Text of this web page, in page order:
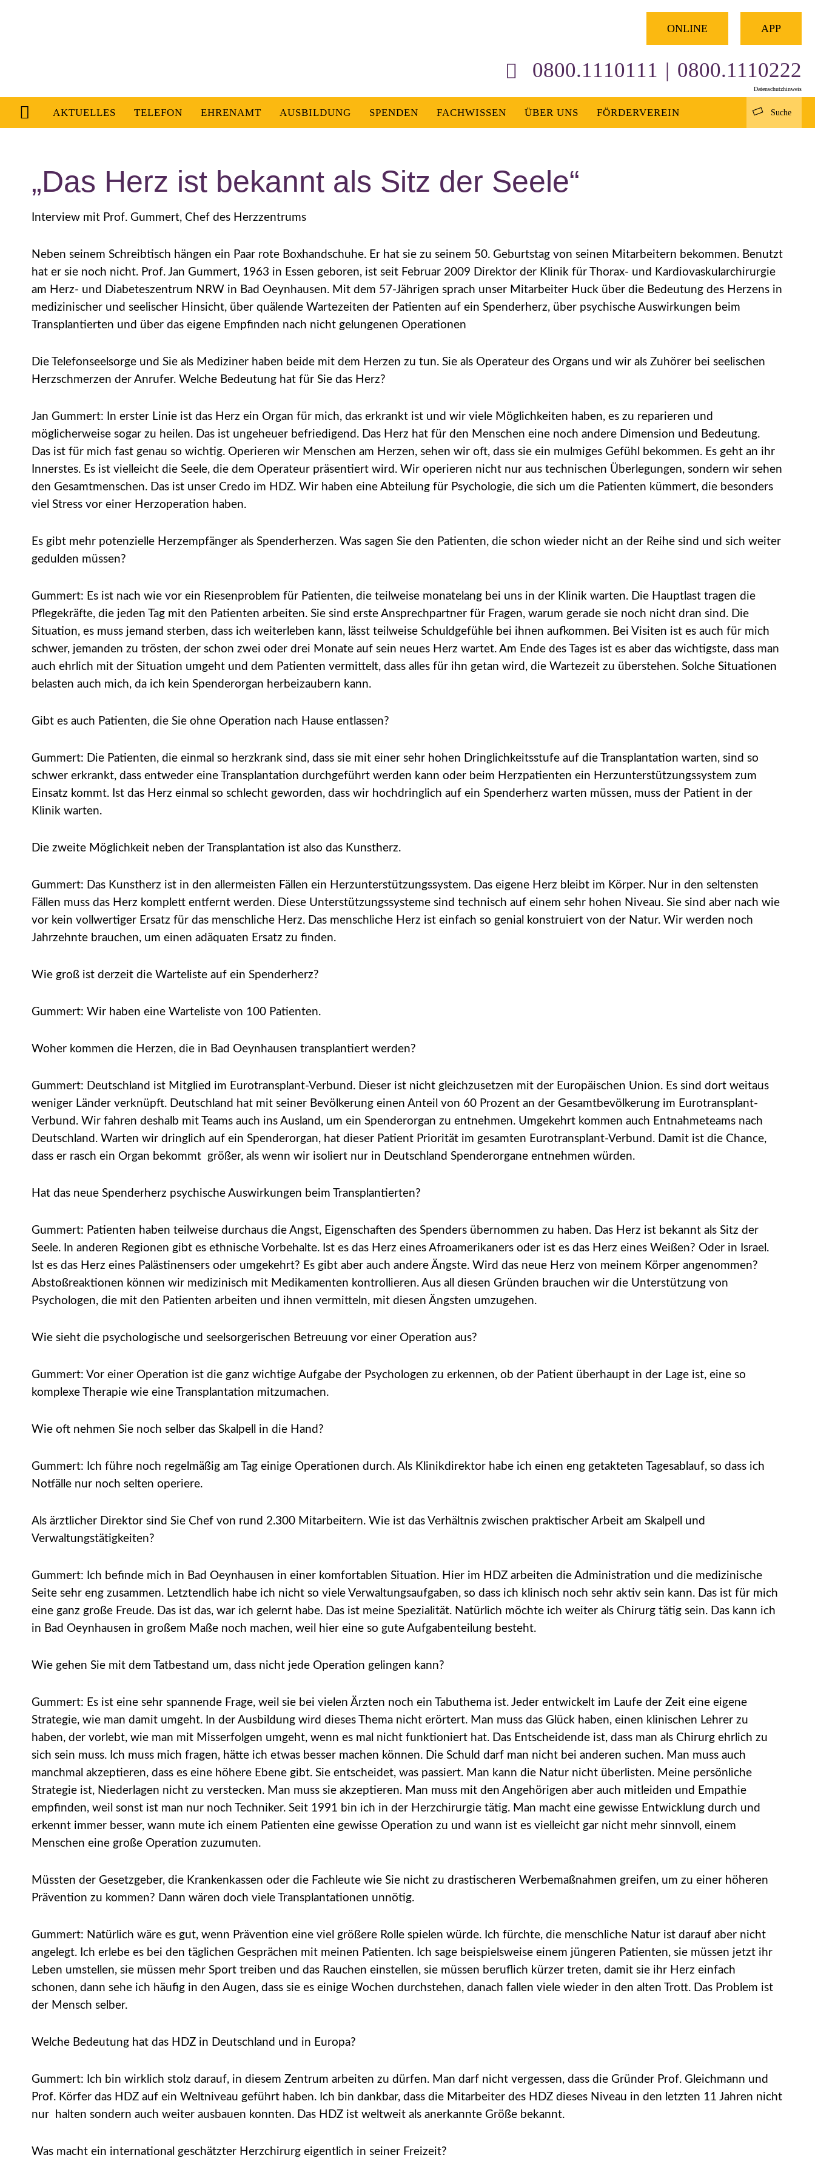
×
ONLINE APP
0800.1110111 | 0800.1110222
Datenschutzhinweis
AKTUELLES TELEFON EHRENAMT AUSBILDUNG SPENDEN FACHWISSEN ÜBER UNS FÖRDERVEREIN Suche
„Das Herz ist bekannt als Sitz der Seele“
Interview mit Prof. Gummert, Chef des Herzzentrums
Neben seinem Schreibtisch hängen ein Paar rote Boxhandschuhe. Er hat sie zu seinem 50. Geburtstag von seinen Mitarbeitern bekommen. Benutzt
hat er sie noch nicht. Prof. Jan Gummert, 1963 in Essen geboren, ist seit Februar 2009 Direktor der Klinik für Thorax- und Kardiovaskularchirurgie
am Herz- und Diabeteszentrum NRW in Bad Oeynhausen. Mit dem 57-Jährigen sprach unser Mitarbeiter Huck über die Bedeutung des Herzens in
medizinischer und seelischer Hinsicht, über quälende Wartezeiten der Patienten auf ein Spenderherz, über psychische Auswirkungen beim
Transplantierten und über das eigene Empfinden nach nicht gelungenen Operationen
Die Telefonseelsorge und Sie als Mediziner haben beide mit dem Herzen zu tun. Sie als Operateur des Organs und wir als Zuhörer bei seelischen
Herzschmerzen der Anrufer. Welche Bedeutung hat für Sie das Herz?
Jan Gummert: In erster Linie ist das Herz ein Organ für mich, das erkrankt ist und wir viele Möglichkeiten haben, es zu reparieren und
möglicherweise sogar zu heilen. Das ist ungeheuer befriedigend. Das Herz hat für den Menschen eine noch andere Dimension und Bedeutung.
Das ist für mich fast genau so wichtig. Operieren wir Menschen am Herzen, sehen wir oft, dass sie ein mulmiges Gefühl bekommen. Es geht an ihr
Innerstes. Es ist vielleicht die Seele, die dem Operateur präsentiert wird. Wir operieren nicht nur aus technischen Überlegungen, sondern wir sehen
den Gesamtmenschen. Das ist unser Credo im HDZ. Wir haben eine Abteilung für Psychologie, die sich um die Patienten kümmert, die besonders
viel Stress vor einer Herzoperation haben.
Es gibt mehr potenzielle Herzempfänger als Spenderherzen. Was sagen Sie den Patienten, die schon wieder nicht an der Reihe sind und sich weiter
gedulden müssen?
Gummert: Es ist nach wie vor ein Riesenproblem für Patienten, die teilweise monatelang bei uns in der Klinik warten. Die Hauptlast tragen die
Pflegekräfte, die jeden Tag mit den Patienten arbeiten. Sie sind erste Ansprechpartner für Fragen, warum gerade sie noch nicht dran sind. Die
Situation, es muss jemand sterben, dass ich weiterleben kann, lässt teilweise Schuldgefühle bei ihnen aufkommen. Bei Visiten ist es auch für mich
schwer, jemanden zu trösten, der schon zwei oder drei Monate auf sein neues Herz wartet. Am Ende des Tages ist es aber das wichtigste, dass man
auch ehrlich mit der Situation umgeht und dem Patienten vermittelt, dass alles für ihn getan wird, die Wartezeit zu überstehen. Solche Situationen
belasten auch mich, da ich kein Spenderorgan herbeizaubern kann.
Gibt es auch Patienten, die Sie ohne Operation nach Hause entlassen?
Gummert: Die Patienten, die einmal so herzkrank sind, dass sie mit einer sehr hohen Dringlichkeitsstufe auf die Transplantation warten, sind so
schwer erkrankt, dass entweder eine Transplantation durchgeführt werden kann oder beim Herzpatienten ein Herzunterstützungssystem zum
Einsatz kommt. Ist das Herz einmal so schlecht geworden, dass wir hochdringlich auf ein Spenderherz warten müssen, muss der Patient in der
Klinik warten.
Die zweite Möglichkeit neben der Transplantation ist also das Kunstherz.
Gummert: Das Kunstherz ist in den allermeisten Fällen ein Herzunterstützungssystem. Das eigene Herz bleibt im Körper. Nur in den seltensten
Fällen muss das Herz komplett entfernt werden. Diese Unterstützungssysteme sind technisch auf einem sehr hohen Niveau. Sie sind aber nach wie
vor kein vollwertiger Ersatz für das menschliche Herz. Das menschliche Herz ist einfach so genial konstruiert von der Natur. Wir werden noch
Jahrzehnte brauchen, um einen adäquaten Ersatz zu finden.
Wie groß ist derzeit die Warteliste auf ein Spenderherz?
Gummert: Wir haben eine Warteliste von 100 Patienten.
Woher kommen die Herzen, die in Bad Oeynhausen transplantiert werden?
Gummert: Deutschland ist Mitglied im Eurotransplant-Verbund. Dieser ist nicht gleichzusetzen mit der Europäischen Union. Es sind dort weitaus
weniger Länder verknüpft. Deutschland hat mit seiner Bevölkerung einen Anteil von 60 Prozent an der Gesamtbevölkerung im Eurotransplant-
Verbund. Wir fahren deshalb mit Teams auch ins Ausland, um ein Spenderorgan zu entnehmen. Umgekehrt kommen auch Entnahmeteams nach
Deutschland. Warten wir dringlich auf ein Spenderorgan, hat dieser Patient Priorität im gesamten Eurotransplant-Verbund. Damit ist die Chance,
dass er rasch ein Organ bekommt größer, als wenn wir isoliert nur in Deutschland Spenderorgane entnehmen würden.
Hat das neue Spenderherz psychische Auswirkungen beim Transplantierten?
Gummert: Patienten haben teilweise durchaus die Angst, Eigenschaften des Spenders übernommen zu haben. Das Herz ist bekannt als Sitz der
Seele. In anderen Regionen gibt es ethnische Vorbehalte. Ist es das Herz eines Afroamerikaners oder ist es das Herz eines Weißen? Oder in Israel.
Ist es das Herz eines Palästinensers oder umgekehrt? Es gibt aber auch andere Ängste. Wird das neue Herz von meinem Körper angenommen?
Abstoßreaktionen können wir medizinisch mit Medikamenten kontrollieren. Aus all diesen Gründen brauchen wir die Unterstützung von
Psychologen, die mit den Patienten arbeiten und ihnen vermitteln, mit diesen Ängsten umzugehen.
Wie sieht die psychologische und seelsorgerischen Betreuung vor einer Operation aus?
Gummert: Vor einer Operation ist die ganz wichtige Aufgabe der Psychologen zu erkennen, ob der Patient überhaupt in der Lage ist, eine so
komplexe Therapie wie eine Transplantation mitzumachen.
Wie oft nehmen Sie noch selber das Skalpell in die Hand?
Gummert: Ich führe noch regelmäßig am Tag einige Operationen durch. Als Klinikdirektor habe ich einen eng getakteten Tagesablauf, so dass ich
Notfälle nur noch selten operiere.
Als ärztlicher Direktor sind Sie Chef von rund 2.300 Mitarbeitern. Wie ist das Verhältnis zwischen praktischer Arbeit am Skalpell und
Verwaltungstätigkeiten?
Gummert: Ich befinde mich in Bad Oeynhausen in einer komfortablen Situation. Hier im HDZ arbeiten die Administration und die medizinische
Seite sehr eng zusammen. Letztendlich habe ich nicht so viele Verwaltungsaufgaben, so dass ich klinisch noch sehr aktiv sein kann. Das ist für mich
eine ganz große Freude. Das ist das, war ich gelernt habe. Das ist meine Spezialität. Natürlich möchte ich weiter als Chirurg tätig sein. Das kann ich
in Bad Oeynhausen in großem Maße noch machen, weil hier eine so gute Aufgabenteilung besteht.
Wie gehen Sie mit dem Tatbestand um, dass nicht jede Operation gelingen kann?
Gummert: Es ist eine sehr spannende Frage, weil sie bei vielen Ärzten noch ein Tabuthema ist. Jeder entwickelt im Laufe der Zeit eine eigene
Strategie, wie man damit umgeht. In der Ausbildung wird dieses Thema nicht erörtert. Man muss das Glück haben, einen klinischen Lehrer zu
haben, der vorlebt, wie man mit Misserfolgen umgeht, wenn es mal nicht funktioniert hat. Das Entscheidende ist, dass man als Chirurg ehrlich zu
sich sein muss. Ich muss mich fragen, hätte ich etwas besser machen können. Die Schuld darf man nicht bei anderen suchen. Man muss auch
manchmal akzeptieren, dass es eine höhere Ebene gibt. Sie entscheidet, was passiert. Man kann die Natur nicht überlisten. Meine persönliche
Strategie ist, Niederlagen nicht zu verstecken. Man muss sie akzeptieren. Man muss mit den Angehörigen aber auch mitleiden und Empathie
empfinden, weil sonst ist man nur noch Techniker. Seit 1991 bin ich in der Herzchirurgie tätig. Man macht eine gewisse Entwicklung durch und
erkennt immer besser, wann mute ich einem Patienten eine gewisse Operation zu und wann ist es vielleicht gar nicht mehr sinnvoll, einem
Menschen eine große Operation zuzumuten.
Müssten der Gesetzgeber, die Krankenkassen oder die Fachleute wie Sie nicht zu drastischeren Werbemaßnahmen greifen, um zu einer höheren
Prävention zu kommen? Dann wären doch viele Transplantationen unnötig.
Gummert: Natürlich wäre es gut, wenn Prävention eine viel größere Rolle spielen würde. Ich fürchte, die menschliche Natur ist darauf aber nicht
angelegt. Ich erlebe es bei den täglichen Gesprächen mit meinen Patienten. Ich sage beispielsweise einem jüngeren Patienten, sie müssen jetzt ihr
Leben umstellen, sie müssen mehr Sport treiben und das Rauchen einstellen, sie müssen beruflich kürzer treten, damit sie ihr Herz einfach
schonen, dann sehe ich häufig in den Augen, dass sie es einige Wochen durchstehen, danach fallen viele wieder in den alten Trott. Das Problem ist
der Mensch selber.
Welche Bedeutung hat das HDZ in Deutschland und in Europa?
Gummert: Ich bin wirklich stolz darauf, in diesem Zentrum arbeiten zu dürfen. Man darf nicht vergessen, dass die Gründer Prof. Gleichmann und
Prof. Körfer das HDZ auf ein Weltniveau geführt haben. Ich bin dankbar, dass die Mitarbeiter des HDZ dieses Niveau in den letzten 11 Jahren nicht
nur halten sondern auch weiter ausbauen konnten. Das HDZ ist weltweit als anerkannte Größe bekannt.
Was macht ein international geschätzter Herzchirurg eigentlich in seiner Freizeit?